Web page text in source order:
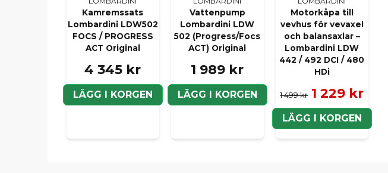
Kamremssats
Lombardini LDW502
FOCS / PROGRESS
ACT Original
4 345 kr
LÄGG I KORGEN
Vattenpump
Lombardini LDW
502 (Progress/Focs
ACT) Original
1 989 kr
LÄGG I KORGEN
Motorkåpa till
vevhus för vevaxel
och balansaxlar –
Lombardini LDW
442 / 492 DCI / 480
HDi
1 499 kr 1 229 kr
LÄGG I KORGEN